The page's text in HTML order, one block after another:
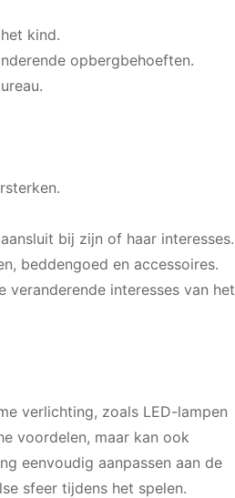
kind.
opbergbehoeften.
bij zijn of haar interesses.
beddengoed en accessoires.
interesses van het
verlichting, zoals LED-lampen
voordelen, maar kan ook
eenvoudig aanpassen aan de
sfeer tijdens het spelen.